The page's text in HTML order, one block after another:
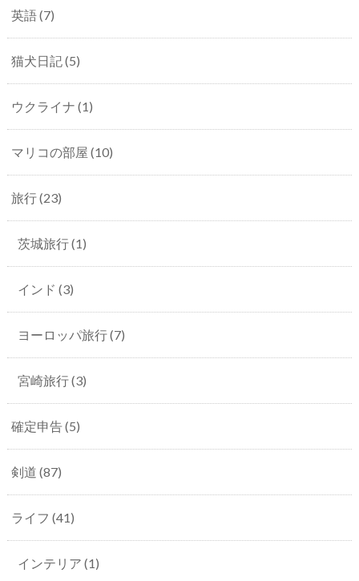
英語(7)
猫犬日記(5)
ウクライナ (1)
マリコの部屋 (10)
旅行(23)
茨城旅行(1)
インド (3)
ヨーロッパ旅行(7)
宮崎旅行(3)
確定申告(5)
剣道 (87)
ライフ (41)
インテリア (1)